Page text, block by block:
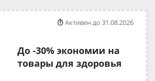
До -30% экономии на
товары для здоровья
Активен до 31.08.2026